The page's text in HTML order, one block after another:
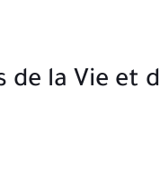
de la Vie et